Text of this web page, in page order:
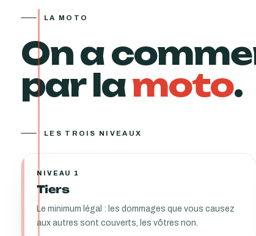
LA MOTO
On a
par lamoto.
LES TROIS NIVEAUX
NIVEAU 1
Tiers
Le minimum légal : les dommages que vous causez
aux autres sont couverts, les vôtres non.